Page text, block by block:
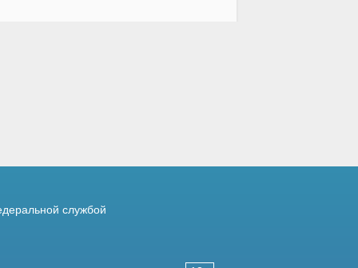
службой